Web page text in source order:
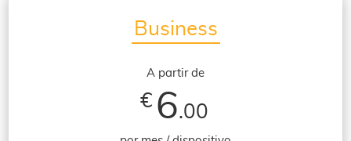
Business
A partir de
€ 6.00